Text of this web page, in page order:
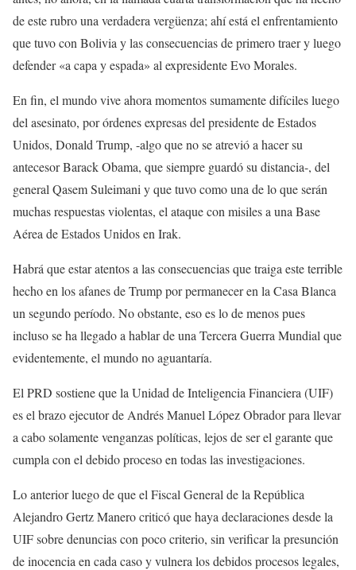
de este rubro una verdadera vergüenza; ahí está el enfrentamiento
que tuvo con Bolivia y las consecuencias de primero traer y luego
defender «a capa y espada» al expresidente Evo Morales.
En fin, el mundo vive ahora momentos sumamente difíciles luego
del asesinato, por órdenes expresas del presidente de Estados
Unidos, Donald Trump, -algo que no se atrevió a hacer su
antecesor Barack Obama, que siempre guardó su distancia-, del
general Qasem Suleimani y que tuvo como una de lo que serán
muchas respuestas violentas, el ataque con misiles a una Base
Aérea de Estados Unidos en Irak.
Habrá que estar atentos a las consecuencias que traiga este terrible
hecho en los afanes de Trump por permanecer en la Casa Blanca
un segundo período. No obstante, eso es lo de menos pues
incluso se ha llegado a hablar de una Tercera Guerra Mundial que
evidentemente, el mundo no aguantaría.
El PRD sostiene que la Unidad de Inteligencia Financiera (UIF)
es el brazo ejecutor de Andrés Manuel López Obrador para llevar
a cabo solamente venganzas políticas, lejos de ser el garante que
cumpla con el debido proceso en todas las investigaciones.
Lo anterior luego de que el Fiscal General de la República
Alejandro Gertz Manero criticó que haya declaraciones desde la
UIF sobre denuncias con poco criterio, sin verificar la presunción
de inocencia en cada caso y vulnera los debidos procesos legales,